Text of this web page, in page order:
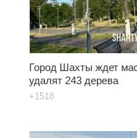
Город Шахты ждет
удалят 243 дерева
+1518